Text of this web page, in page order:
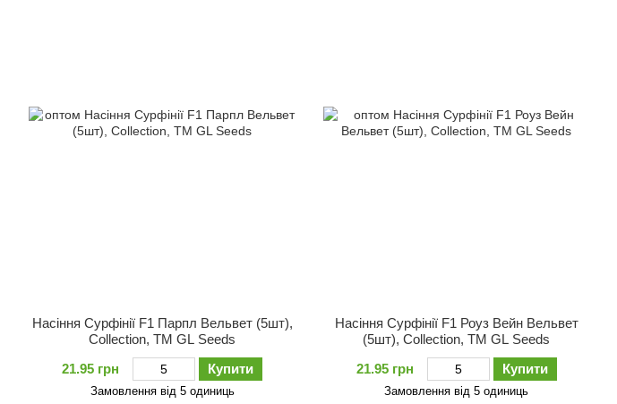
Насіння Сурфiнiї F1 Парпл Вельвет (5шт),
Collection, TM GL Seeds
21.95 грн
Купити
Замовлення від 5 одиниць
Насіння Сурфiнiї F1 Роуз Вейн Вельвет
(5шт), Collection, TM GL Seeds
21.95 грн
Купити
Замовлення від 5 одиниць